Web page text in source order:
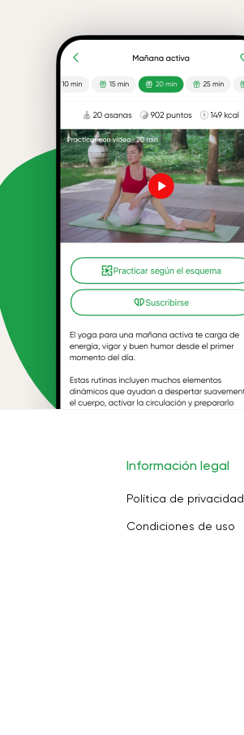
Información legal
Política de privacidad
Condiciones de uso